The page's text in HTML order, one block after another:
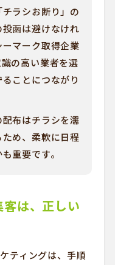
チラシお断り」の
函は避けなけれ
マーク取得企業
の高い業者を選
ことにつながり
布はチラシを濡
め、柔軟に日程
重要です。
は、正しい
ティングは、手順